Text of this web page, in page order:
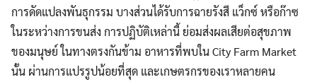
การดัดแปลงพันธุกรรม บางส่วนได้รับการฉายรังสี แว็กซ์ หรือก๊าซ
ในระหว่างการขนส่ง การปฏิบัติเหล่านี้ ย่อมส่งผลเสียต่อสุขภาพ
ของมนุษย์ ในทางตรงกันข้าม อาหารที่พบใน City Farm Market
นั้น ผ่านการแปรรูปน้อยที่สุด และเกษตรกรของเราหลายคน